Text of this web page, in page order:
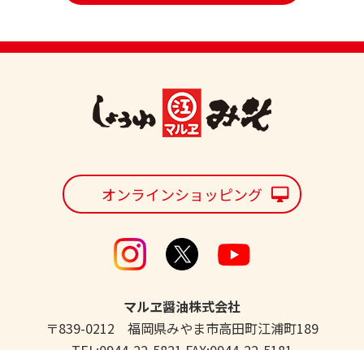
オンラインショッピング
マルヱ醤油株式会社
〒839-0212 福岡県みやま市高田町江浦町189